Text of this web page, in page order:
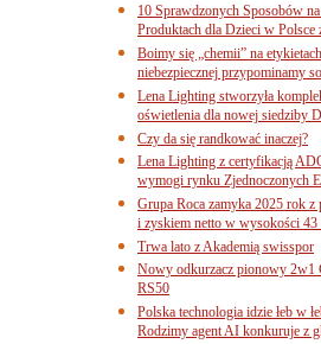
10 Sprawdzonych Sposobów
Produktach dla Dzieci w
Boimy się „chemii” na
niebezpiecznej przypominamy
Lena Lighting stworzyła
oświetlenia dla nowej siedziby
Czy da się randkować inaczej?
Lena Lighting z certyfikacją
wymogi rynku Zjednoczonych
Grupa Roca zamyka 2025 rok
i zyskiem netto w wysokości 43
Trwa lato z Akademią swisspor
Nowy odkurzacz pionowy 2w1
RS50
Polska technologia idzie łeb w
Rodzimy agent AI konkuruje z